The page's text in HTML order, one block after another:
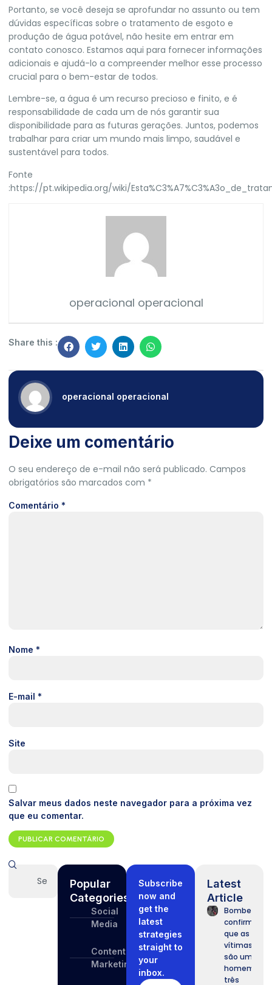
Portanto, se você deseja se aprofundar no assunto ou tem
dúvidas específicas sobre o tratamento de esgoto e
produção de água potável, não hesite em entrar em
contato conosco. Estamos aqui para fornecer informações
adicionais e ajudá-lo a compreender melhor esse processo
crucial para o bem-estar de todos.
Lembre-se, a água é um recurso precioso e finito, e é
responsabilidade de cada um de nós garantir sua
disponibilidade para as futuras gerações. Juntos, podemos
trabalhar para criar um mundo mais limpo, saudável e
sustentável para todos.
Fonte
:https://pt.wikipedia.org/wiki/
operacional operacional
Share this :
operacional operacional
Deixe um comentário
O seu endereço de e-mail não será publicado. Campos
obrigatórios são marcados com *
Comentário *
Nome *
E-mail *
Site
Salvar meus dados neste navegador para a próxima vez
que eu comentar.
Popular
Categories
Social
Media
Content
Marketing
Subscribe
now and
get the
latest
strategies
straight to
your
inbox.
Latest
Article
Bombeiros
confirmam
que as
vítimas
são um
homem e
três